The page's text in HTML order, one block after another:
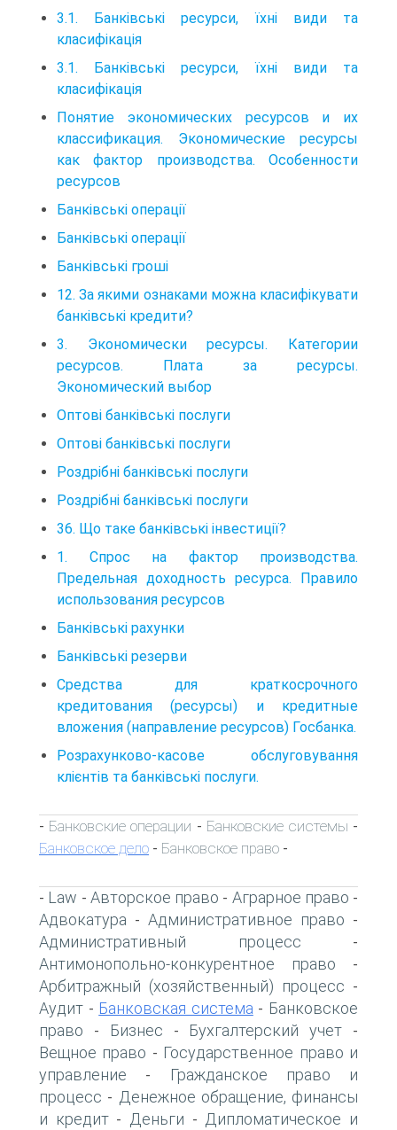
3.1. Банківські ресурси, їхні види та
класифікація
3.1. Банківські ресурси, їхні види та
класифікація
Понятие экономических ресурсов и их
классификация. Экономические ресурсы
как фактор производства. Особенности
ресурсов
Банківські операції
Банківські операції
Банківські гроші
12. За якими ознаками можна класифікувати
банківські кредити?
3. Экономически ресурсы. Категории
ресурсов. Плата за ресурсы.
Экономический выбор
Оптові банківські послуги
Оптові банківські послуги
Роздрібні банківські послуги
Роздрібні банківські послуги
36. Що таке банківські інвестиції?
1. Спрос на фактор производства.
Предельная доходность ресурса. Правило
использования ресурсов
Банківські рахунки
Банківські резерви
Средства для краткосрочного
кредитования (ресурсы) и кредитные
вложения (направление ресурсов) Госбанка.
Розрахунково-касове обслуговування
клієнтів та банківські послуги.
- Банковские операции - Банковские системы -
Банковское дело - Банковское право -
- Law - Авторское право - Аграрное право -
Адвокатура - Административное право -
Административный процесс -
Антимонопольно-конкурентное право -
Арбитражный (хозяйственный) процесс -
Аудит - Банковская система - Банковское
право - Бизнес - Бухгалтерский учет -
Вещное право - Государственное право и
управление -
Гражданское право и
процесс - Денежное обращение, финансы
и кредит- Деньги - Дипломатическое и